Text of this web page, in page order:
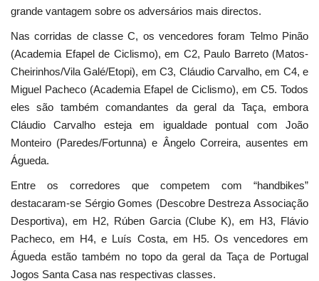
grande vantagem sobre os adversários mais directos.
Nas corridas de classe C, os vencedores foram Telmo Pinão
(Academia Efapel de Ciclismo), em C2, Paulo Barreto (Matos-
Cheirinhos/Vila Galé/Etopi), em C3, Cláudio Carvalho, em C4, e
Miguel Pacheco (Academia Efapel de Ciclismo), em C5. Todos
eles são também comandantes da geral da Taça, embora
Cláudio Carvalho esteja em igualdade pontual com João
Monteiro (Paredes/Fortunna) e Ângelo Correira, ausentes em
Águeda.
Entre os corredores que competem com “handbikes”
destacaram-se Sérgio Gomes (Descobre Destreza Associação
Desportiva), em H2, Rúben Garcia (Clube K), em H3, Flávio
Pacheco, em H4, e Luís Costa, em H5. Os vencedores em
Águeda estão também no topo da geral da Taça de Portugal
Jogos Santa Casa nas respectivas classes.